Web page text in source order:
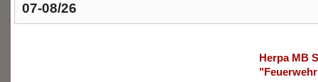
07-08/26
Herpa MB